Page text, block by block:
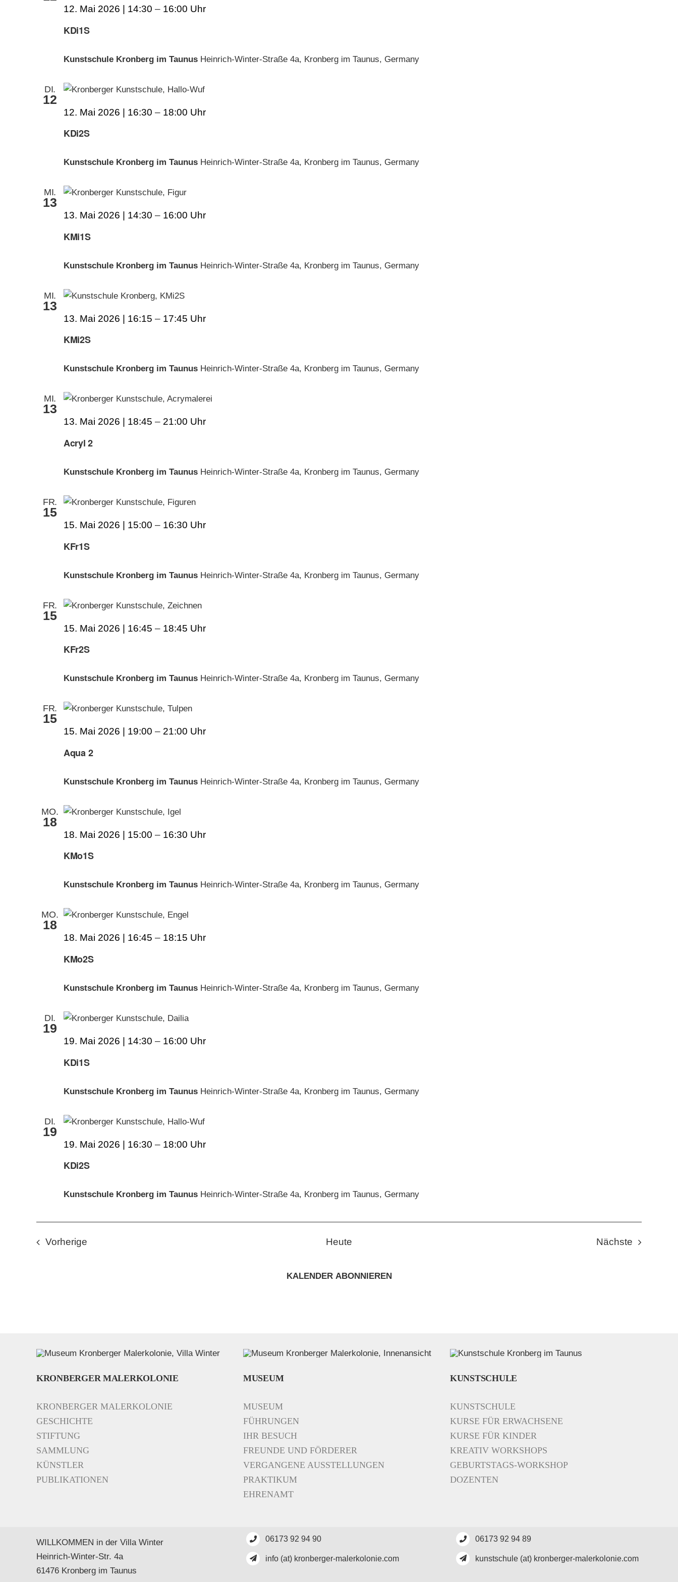
KDi1S
12. Mai 2026 | 14:30 – 16:00
Kunstschule Kronberg im Taunus Heinrich-Winter-Straße 4a, Kronberg im Taunus, Germany
DI.
12
KDi2S
12. Mai 2026 | 16:30 – 18:00
Kunstschule Kronberg im Taunus Heinrich-Winter-Straße 4a, Kronberg im Taunus, Germany
MI.
13
KMi1S
13. Mai 2026 | 14:30 – 16:00
Kunstschule Kronberg im Taunus Heinrich-Winter-Straße 4a, Kronberg im Taunus, Germany
MI.
13
KMi2S
13. Mai 2026 | 16:15 – 17:45
Kunstschule Kronberg im Taunus Heinrich-Winter-Straße 4a, Kronberg im Taunus, Germany
MI.
13
Acryl 2
13. Mai 2026 | 18:45 – 21:00
Kunstschule Kronberg im Taunus Heinrich-Winter-Straße 4a, Kronberg im Taunus, Germany
FR.
15
KFr1S
15. Mai 2026 | 15:00 – 16:30
Kunstschule Kronberg im Taunus Heinrich-Winter-Straße 4a, Kronberg im Taunus, Germany
FR.
15
KFr2S
15. Mai 2026 | 16:45 – 18:45
Kunstschule Kronberg im Taunus Heinrich-Winter-Straße 4a, Kronberg im Taunus, Germany
FR.
15
Aqua 2
15. Mai 2026 | 19:00 – 21:00
Kunstschule Kronberg im Taunus Heinrich-Winter-Straße 4a, Kronberg im Taunus, Germany
MO.
18
KMo1S
18. Mai 2026 | 15:00 – 16:30
Kunstschule Kronberg im Taunus Heinrich-Winter-Straße 4a, Kronberg im Taunus, Germany
MO.
18
KMo2S
18. Mai 2026 | 16:45 – 18:15
Kunstschule Kronberg im Taunus Heinrich-Winter-Straße 4a, Kronberg im Taunus, Germany
DI.
19
KDi1S
19. Mai 2026 | 14:30 – 16:00
Kunstschule Kronberg im Taunus Heinrich-Winter-Straße 4a, Kronberg im Taunus, Germany
DI.
19
KDi2S
19. Mai 2026 | 16:30 – 18:00
Kunstschule Kronberg im Taunus Heinrich-Winter-Straße 4a, Kronberg im Taunus, Germany
Vorherige Heute Nächste
KALENDER ABONNIEREN
KRONBERGER MALERKOLONIE
KRONBERGER MALERKOLONIE
GESCHICHTE
STIFTUNG
SAMMLUNG
KÜNSTLER
PUBLIKATIONEN
MUSEUM
MUSEUM
FÜHRUNGEN
IHR BESUCH
FREUNDE UND FÖRDERER
VERGANGENE AUSSTELLUNGEN
PRAKTIKUM
EHRENAMT
KUNSTSCHULE
KUNSTSCHULE
KURSE FÜR ERWACHSENE
KURSE FÜR KINDER
KREATIV WORKSHOPS
GEBURTSTAGS-WORKSHOP
DOZENTEN
WILLKOMMEN in der Villa Winter
Heinrich-Winter-Str. 4a
61476 Kronberg im Taunus
06173 92 94 90
info (at) kronberger-malerkolonie.com
06173 92 94 89
kunstschule (at) kronberger-malerkolonie.com